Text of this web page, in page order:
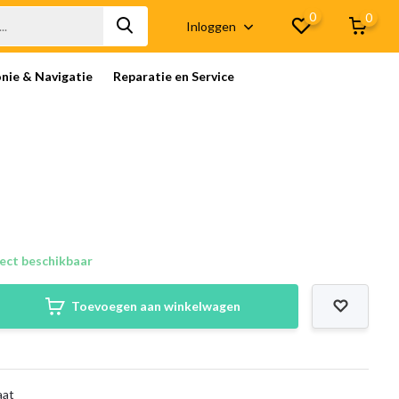
Inloggen
0 0
& Navigatie Reparatie en Service
beschikbaar
Toevoegen aan winkelwagen